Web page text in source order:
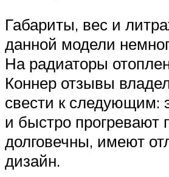
Габариты, вес и
данной модели
На радиаторы
Коннер отзывы
свести к следующим:
и быстро прогревают
долговечны, имеют
дизайн.